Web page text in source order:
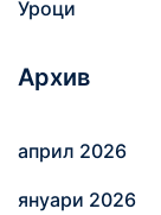
Уроци
Архив
април 2026
януари 2026